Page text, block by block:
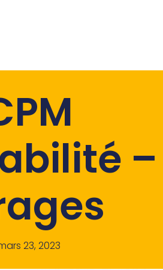
–
23, 2023